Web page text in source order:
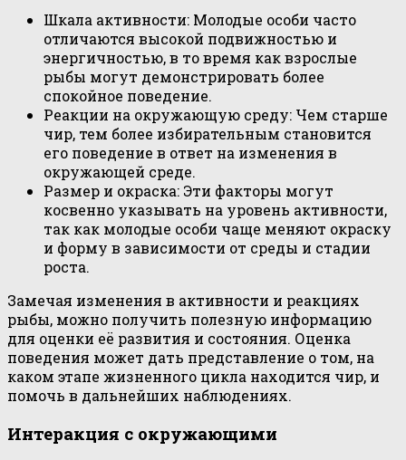
Шкала активности: Молодые особи часто
отличаются высокой подвижностью и
энергичностью, в то время как взрослые
рыбы могут демонстрировать более
спокойное поведение.
Реакции на окружающую среду: Чем старше
чир, тем более избирательным становится
его поведение в ответ на изменения в
окружающей среде.
Размер и окраска: Эти факторы могут
косвенно указывать на уровень активности,
так как молодые особи чаще меняют окраску
и форму в зависимости от среды и стадии
роста.
Замечая изменения в активности и реакциях
рыбы, можно получить полезную информацию
для оценки её развития и состояния. Оценка
поведения может дать представление о том, на
каком этапе жизненного цикла находится чир, и
помочь в дальнейших наблюдениях.
Интеракция с окружающими